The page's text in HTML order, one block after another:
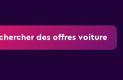
des offres voiture